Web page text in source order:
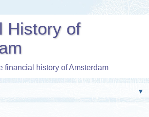
History of
financial history of Amsterdam
▼